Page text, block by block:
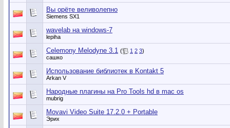
Вы орёте веливолепно
Siemens SX1
wavelab на windows-7
lepiha
Сеlemony Melodyne 3.1 ( 1 2 3)
сашко
Использование библиотек в Kontakt 5
Arkan V
Народные плагины на Pro Tools hd в mac os
mubrig
Movavi Video Suite 17.2.0 + Portable
Эрих